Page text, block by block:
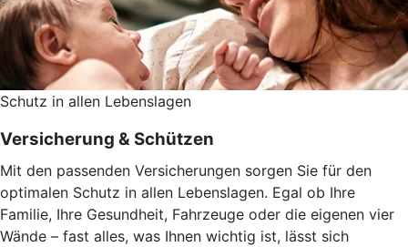
Schutz in allen Lebenslagen
Versicherung & Schützen
Mit den passenden Versicherungen sorgen Sie für den
optimalen Schutz in allen Lebenslagen. Egal ob Ihre
Familie, Ihre Gesundheit, Fahrzeuge oder die eigenen vier
Wände – fast alles, was Ihnen wichtig ist, lässt sich